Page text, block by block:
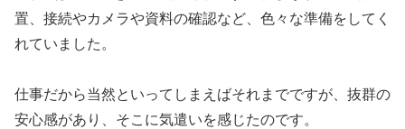
置、接続やカメラや資料の確認など、色々な準備をしてく
れていました。
仕事だから当然といってしまえばそれまでですが、抜群の
安心感があり、そこに気遣いを感じたのです。